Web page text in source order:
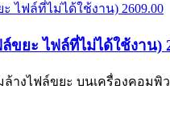
ขยะ ไฟล์ที่ไม่ได้ใช้งาน)
างไฟล์ขยะ บนเครื่องคอมพิ